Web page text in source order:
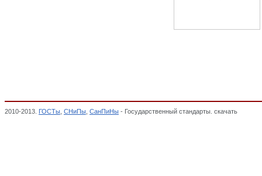
2010-2013. ГОСТы СНиПы СанПиНы - Государственный стандарты. скачать